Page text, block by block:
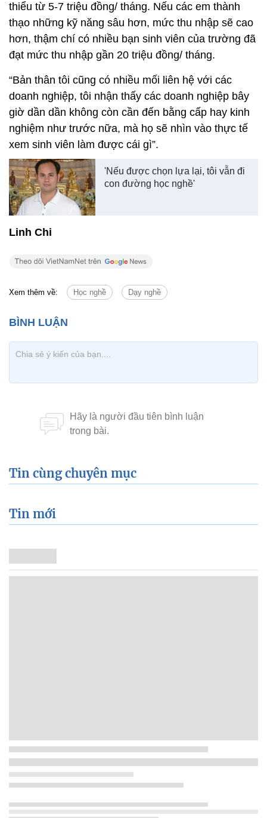
thiểu từ 5-7 triệu đồng/ tháng. Nếu các em thành
thạo những kỹ năng sâu hơn, mức thu nhập sẽ cao
hơn, thậm chí có nhiều bạn sinh viên của trường đã
đạt mức thu nhập gần 20 triệu đồng/ tháng.
“Bản thân tôi cũng có nhiều mối liên hệ với các
doanh nghiệp, tôi nhận thấy các doanh nghiệp bây
giờ dần dần không còn cần đến bằng cấp hay kinh
nghiệm như trước nữa, mà họ sẽ nhìn vào thực tế
xem sinh viên làm được cái gì”.
'Nếu được chọn lựa lại, tôi vẫn đi
con đường học nghề'
Linh Chi
Xem thêm về: Học nghề Dạy nghề
Tin cùng chuyên mục
Tin mới